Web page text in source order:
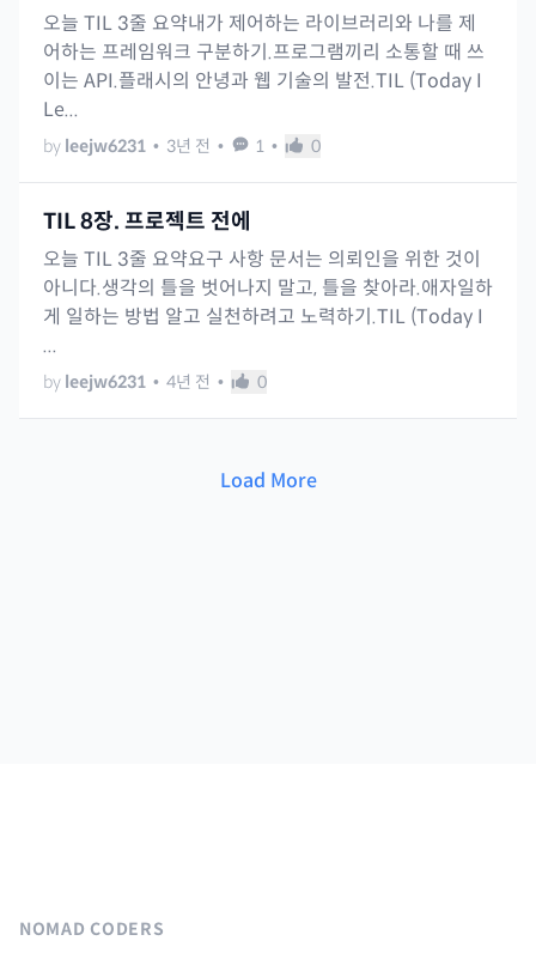
오늘 TIL 3줄 요약내가 제어하는 라이브러리와 나를 제
어하는 프레임워크 구분하기.프로그램끼리 소통할 때 쓰
이는 API.플래시의 안녕과 웹 기술의 발전.TIL (Today I
Le...
by leejw6231 • 3년 전 • 1 • 0
TIL 8장. 프로젝트 전에
오늘 TIL 3줄 요약요구 사항 문서는 의뢰인을 위한 것이
아니다.생각의 틀을 벗어나지 말고, 틀을 찾아라.애자일하
게 일하는 방법 알고 실천하려고 노력하기.TIL (Today I
...
by leejw6231 • 4년 전 • 0
Load More
NOMAD CODERS